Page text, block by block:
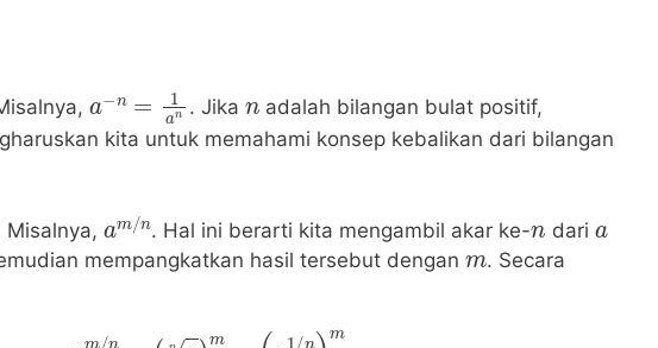
−n a
. Jika
adalah bilangan bulat positif,
kita untuk memahami konsep kebalikan dari bilangan
Misalnya,
am/n
. Hal ini berarti kita mengambil akar ke- dari
mempangkatkan hasil tersebut dengan
m
. Secara
m ( n) m a1 n) m